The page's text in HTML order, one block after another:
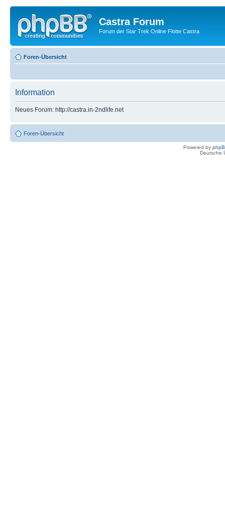
Castra Forum
Forum der Star Trek Online Flotte Castra
Foren-Übersicht
Information
Neues Forum: http://castra.in-2ndlife.net
Foren-Übersicht
Powered by
Deutsche